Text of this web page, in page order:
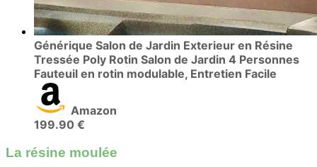
Générique Salon de Jardin Exterieur en Résine
Tressée Poly Rotin Salon de Jardin 4 Personnes
Fauteuil en rotin modulable, Entretien Facile
Amazon
199.90 €
La résine moulée